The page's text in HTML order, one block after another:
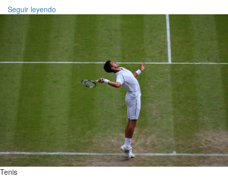
Seguir leyendo
Tenis